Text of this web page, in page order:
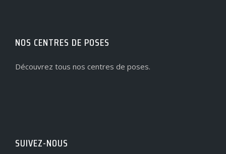
NOS CENTRES DE POSES
Découvrez tous nos centres de poses.
SUIVEZ-NOUS